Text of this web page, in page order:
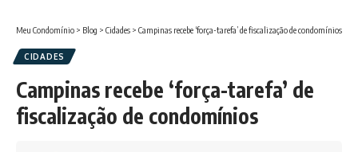
Meu Condomínio > Blog > Cidades > Campinas recebe ‘força-tarefa’ de fiscalização de condomínios
CIDADES
Campinas recebe ‘força-tarefa’ de
fiscalização de condomínios